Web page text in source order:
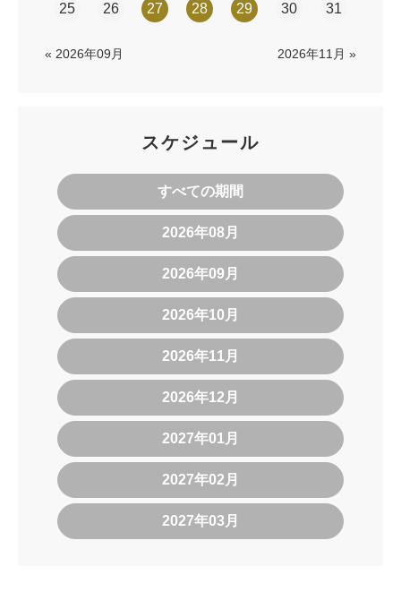
25 26 27 28 29 30 31
« 2026年09月 2026年11月 »
スケジュール
すべての期間
2026年08月
2026年09月
2026年10月
2026年11月
2026年12月
2027年01月
2027年02月
2027年03月